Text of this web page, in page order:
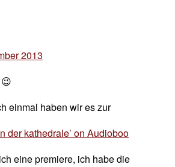
2013
einmal haben wir es zur
der kathedrale’ on Audioboo
eine premiere, ich habe die